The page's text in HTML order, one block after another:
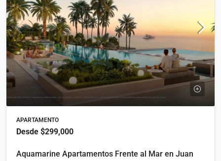
APARTAMENTO
Desde $299,000
Aquamarine Apartamentos Frente al Mar en Juan